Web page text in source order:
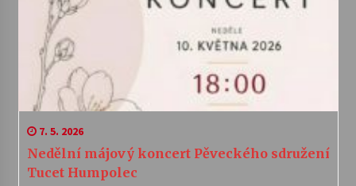
7. 5. 2026
Nedělní májový koncert Pěveckého sdružení
Tucet Humpolec